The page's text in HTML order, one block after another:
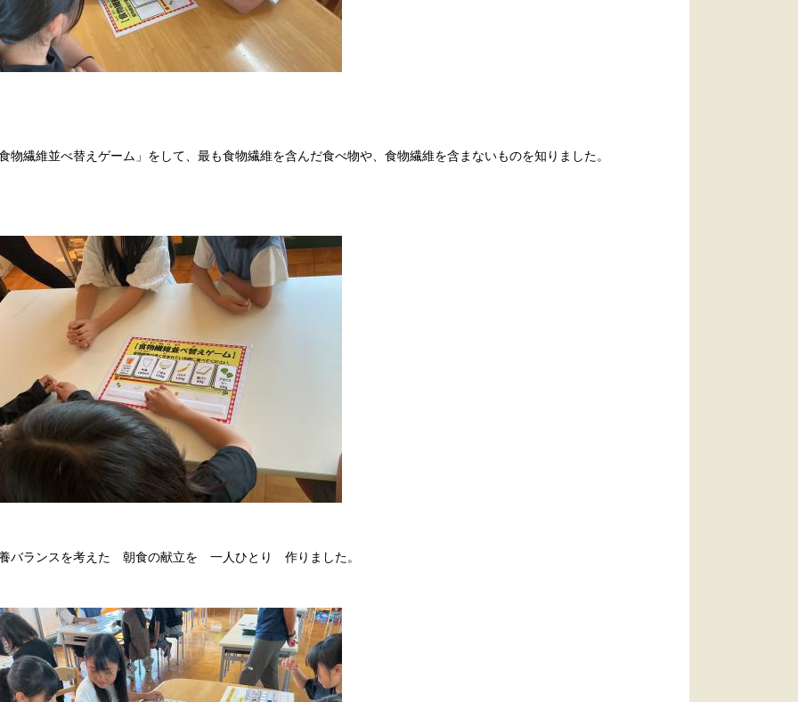
物繊維並べ替えゲーム」をして、最も食物繊維を含んだ食べ物や、食物繊維を含まないものを知りました。
バランスを考えた 朝食の献立を 一人ひとり 作りました。